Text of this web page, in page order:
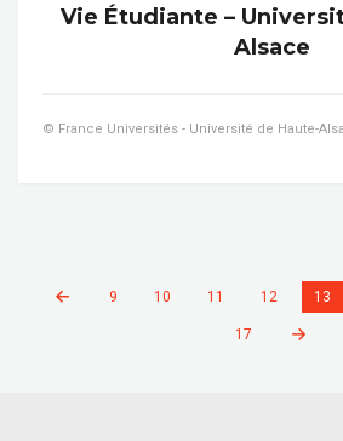
Vie Étudiante –
Alsace
© France Universités - Université de Haute-
9 10 11 12 13
17